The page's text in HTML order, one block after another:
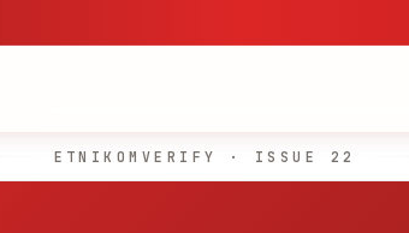
ETNIKOMVERIFY · ISSUE 22